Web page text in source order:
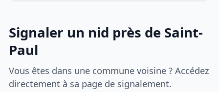
Signaler un nid près de Saint-
Paul
Vous êtes dans une commune voisine ? Accédez
directement à sa page de signalement.